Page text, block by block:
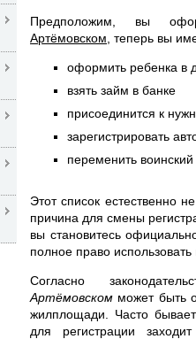
Предположим, вы
Артёмовском , теперь вы
оформить ребенка в
взять займ в банке
присоединится к
зарегистрировать
переменить воинский
Этот список естественно
причина для смены
вы становитесь
полное право
Согласно
Артёмовском может быть
жилплощади. Часто
для регистрации